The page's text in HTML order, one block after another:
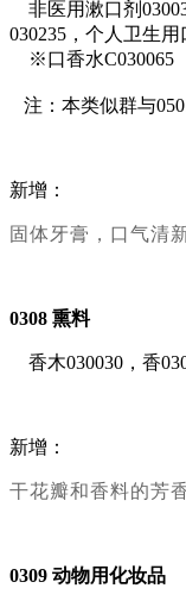
非医用漱口剂
030235，个人卫生
※口香水C030065
注：本类似群与
新增：
固体牙膏，口气清
0308 熏料
香木030030，香
新增：
干花瓣和香料的芳
0309 动物用化妆品